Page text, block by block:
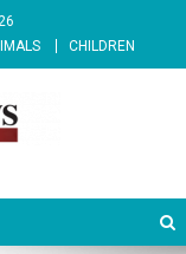
CHILDREN